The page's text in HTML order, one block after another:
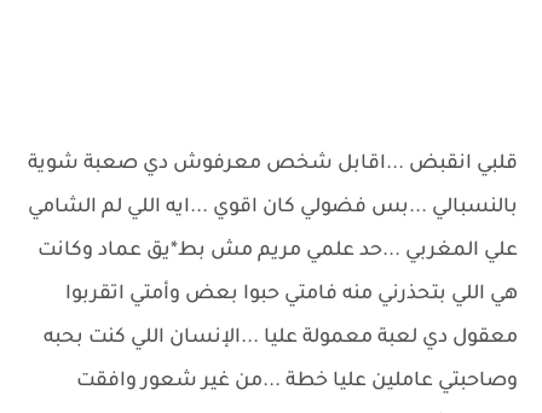
قلبي انقبض ...اقابل شخص معرفوش دي صعبة شوية
بالنسبالي ...بس فضولي كان اقوي ...ايه اللي لم الشامي
علي المغربي ...حد علمي مريم مش بط*يق عماد وكانت
هي اللي بتحذرني منه فامتي حبوا بعض وأمتي اتقربوا
معقول دي لعبة معمولة عليا ...الإنسان اللي كنت بحبه
وصاحبتي عاملين عليا خطة ...من غير شعور وافقت